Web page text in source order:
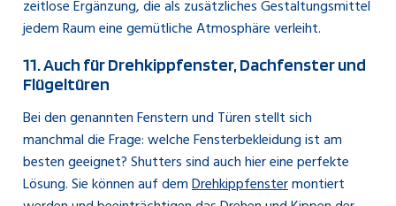
zeitlose Ergänzung, die als zusätzliches Gestaltungsmittel
jedem Raum eine gemütliche Atmosphäre verleiht.
11. Auch für Drehkippfenster, Dachfenster und
Flügeltüren
Bei den genannten Fenstern und Türen stellt sich
manchmal die Frage: welche Fensterbekleidung ist am
besten geeignet? Shutters sind auch hier eine perfekte
Lösung. Sie können auf demDrehkippfenstermontiert